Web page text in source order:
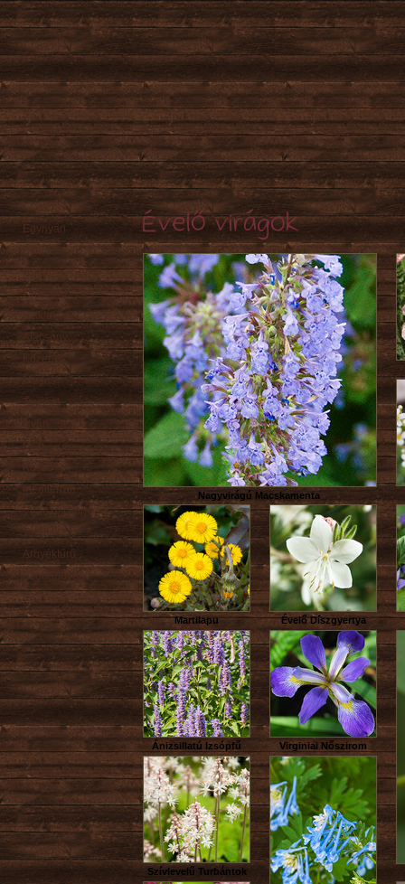
Évelő virágok
Martilapu Évelő Díszgyertya
Ánizsillatú Izsópfű Virginiai Nőszirom
Szívlevelű Turbántok
Nagyvirágú Macskamenta
Egynyári
Évelő
Hagyma/ Gumó
Örökzöld
Sziklakerti
Alacsony
Közepes
Magas
Tavaszi
Őszi
Kúszó
Mediterrán
Virágzó cserje
Talajtakaró
Árnyéktűrő
Szobanövény